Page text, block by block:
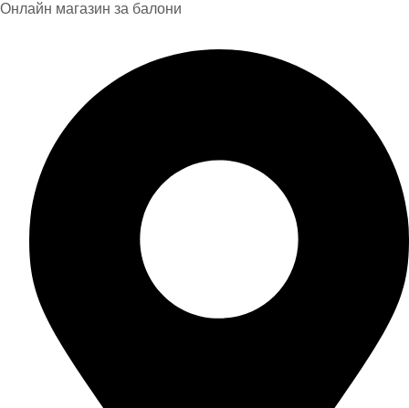
Онлайн магазин за балони